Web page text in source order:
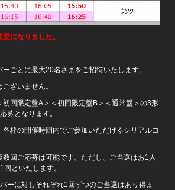
になりました。
ごとに最大20名さまをご招待いたします。
ざいません。
回限定盤A＞＜初回限定盤B＞＜通常盤＞の3形
募となります。
枠の開催時間内でご参加いただけるシリアルコ
回ご応募は可能です。ただし、ご当選はお1人
といたします。
ーに対しそれぞれ1回ずつのご当選はあり得ま